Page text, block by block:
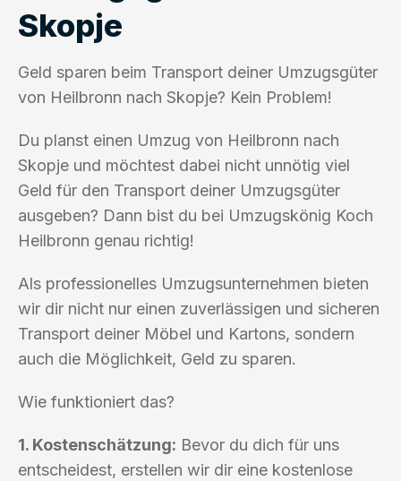
Skopje
Geld sparen beim Transport deiner Umzugsgüter
von Heilbronn nach Skopje? Kein Problem!
Du planst einen Umzug von Heilbronn nach
Skopje und möchtest dabei nicht unnötig viel
Geld für den Transport deiner Umzugsgüter
ausgeben? Dann bist du bei Umzugskönig Koch
Heilbronn genau richtig!
Als professionelles Umzugsunternehmen bieten
wir dir nicht nur einen zuverlässigen und sicheren
Transport deiner Möbel und Kartons, sondern
auch die Möglichkeit, Geld zu sparen.
Wie funktioniert das?
1. Kostenschätzung: Bevor du dich für uns
entscheidest, erstellen wir dir eine kostenlose